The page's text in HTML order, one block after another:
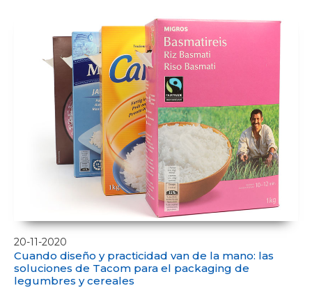
20-11-2020
Cuando diseño y practicidad van de la mano: las
soluciones de Tacom para el packaging de
legumbres y cereales